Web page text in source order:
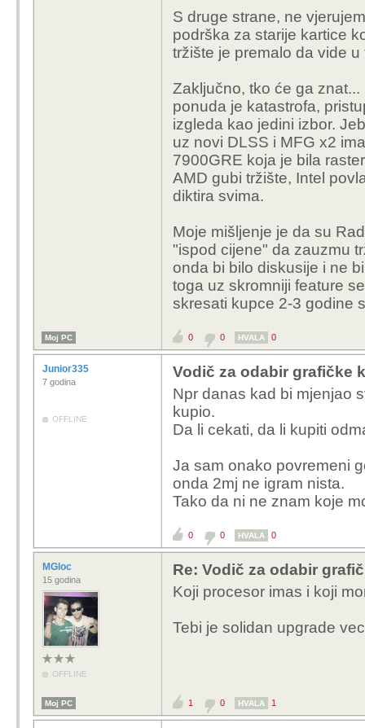
S druge strane, ne
podrška za starije kartice
tržište je premalo da vide
Zaključno, tko će ga
ponuda je katastrofa,
izgleda kao jedini izbor.
uz novi DLSS i MFG x2
7900GRE koja je bila
AMD gubi tržište, Intel
diktira svima.
Moje mišljenje je da su
"ispod cijene" da zauzmu
onda bi bilo diskusije i ne
toga uz skromniji feature
skresati kupce 2-3 godine
Moj PC 0 0 HVALA 0
Junior335
7 godina
OFFLINE
Vodič za odabir grafičke
Npr danas kad bi mjenjao
kupio.
Da li cekati, da li kupiti
Ja sam onako povremeni
onda 2mj ne igram nista.
Tako da ni ne znam koje
0 0 HVALA 0
MGloc
15 godina
OFFLINE
Re: Vodič za odabir
Koji procesor imas i koji
Tebi je solidan upgrade
Moj PC 1 0 HVALA 1